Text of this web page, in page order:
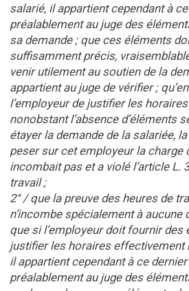
salarié, il appartient cependant à
préalablement au juge des
sa demande ; que ces éléments
suffisamment précis,
venir utilement au soutien de la
appartient au juge de vérifier ;
l’employeur de justifier les
nonobstant l’absence d’éléments
étayer la demande de la salariée,
peser sur cet employeur la charge
incombait pas et a violé l’article L.
travail ;
2° / que la preuve des heures de
n’incombe spécialement à aucune
que si l’employeur doit fournir des
justifier les horaires effectivement
il appartient cependant à ce
préalablement au juge des